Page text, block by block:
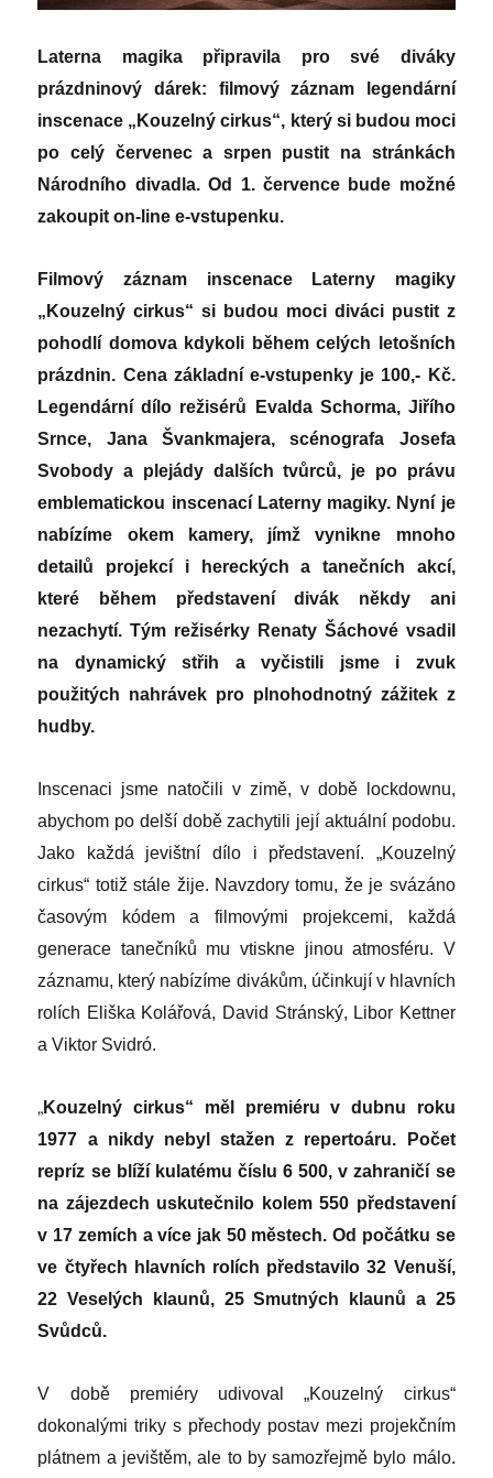
Laterna magika připravila pro své diváky
prázdninový dárek: filmový záznam legendární
inscenace „Kouzelný cirkus“, který si budou moci
po celý červenec a srpen pustit na stránkách
Národního divadla. Od 1. července bude možné
zakoupit on-line e-vstupenku.
Filmový záznam inscenace Laterny magiky
„Kouzelný cirkus“ si budou moci diváci pustit z
pohodlí domova kdykoli během celých letošních
prázdnin. Cena základní e-vstupenky je 100,- Kč.
Legendární dílo režisérů Evalda Schorma, Jiřího
Srnce, Jana Švankmajera, scénografa Josefa
Svobody a plejády dalších tvůrců, je po právu
emblematickou inscenací Laterny magiky. Nyní je
nabízíme okem kamery, jímž vynikne mnoho
detailů projekcí i hereckých a tanečních akcí,
které během představení divák někdy ani
nezachytí. Tým režisérky Renaty Šáchové vsadil
na dynamický střih a vyčistili jsme i zvuk
použitých nahrávek pro plnohodnotný zážitek z
hudby.
Inscenaci jsme natočili v zimě, v době lockdownu,
abychom po delší době zachytili její aktuální podobu.
Jako každá jevištní dílo i představení. „Kouzelný
cirkus“ totiž stále žije. Navzdory tomu, že je svázáno
časovým kódem a filmovými projekcemi, každá
generace tanečníků mu vtiskne jinou atmosféru. V
záznamu, který nabízíme divákům, účinkují v hlavních
rolích Eliška Kolářová, David Stránský, Libor Kettner
a Viktor Svidró.
„Kouzelný cirkus“ měl premiéru v dubnu roku
1977 a nikdy nebyl stažen z repertoáru. Počet
repríz se blíží kulatému číslu 6 500, v zahraničí se
na zájezdech uskutečnilo kolem 550 představení
v 17 zemích a více jak 50 městech. Od počátku se
ve čtyřech hlavních rolích představilo 32 Venuší,
22 Veselých klaunů, 25 Smutných klaunů a 25
Svůdců.
V době premiéry udivoval „Kouzelný cirkus“
dokonalými triky s přechody postav mezi projekčním
plátnem a jevištěm, ale to by samozřejmě bylo málo.